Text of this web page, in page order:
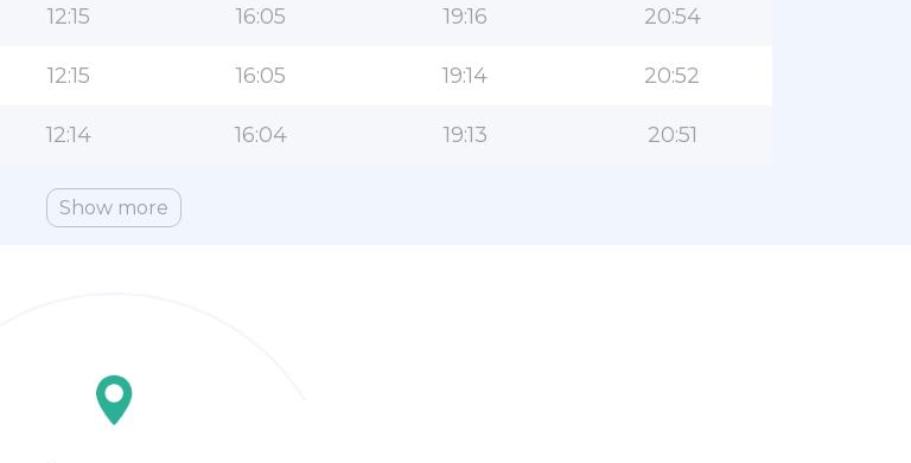
12:15 16:05 19:16 20:54
12:15 16:05 19:14 20:52
12:14 16:04 19:13 20:51
Show more